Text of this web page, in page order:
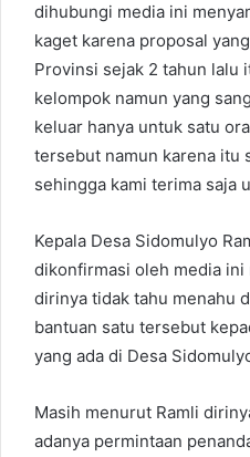
dihubungi media ini
kaget karena proposal
Provinsi sejak 2 tahun lalu
kelompok namun yang
keluar hanya untuk satu
tersebut namun karena itu
sehingga kami terima saja
Kepala Desa Sidomulyo
dikonfirmasi oleh media ini
dirinya tidak tahu menahu
bantuan satu tersebut
yang ada di Desa
Masih menurut Ramli
adanya permintaan